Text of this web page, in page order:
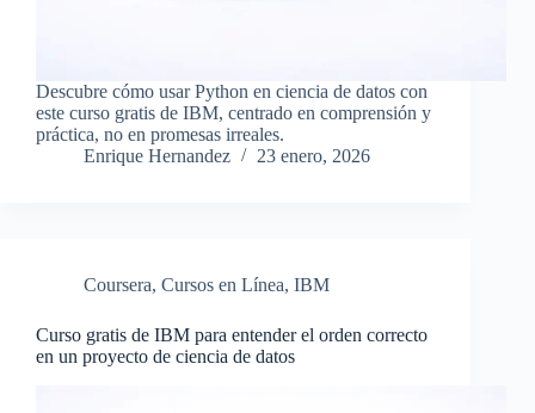
Descubre cómo usar Python en ciencia de datos con
este curso gratis de IBM, centrado en comprensión y
práctica, no en promesas irreales.
Enrique Hernandez
23 enero, 2026
Coursera, Cursos en Línea, IBM
Curso gratis de IBM para entender el orden correcto
en un proyecto de ciencia de datos